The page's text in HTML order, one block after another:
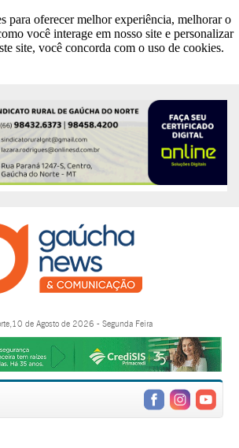
para oferecer melhor experiência, melhorar o
você interage em nosso site e personalizar
site, você concorda com o uso de cookies.
de Agosto de 2026 - Segunda Feira